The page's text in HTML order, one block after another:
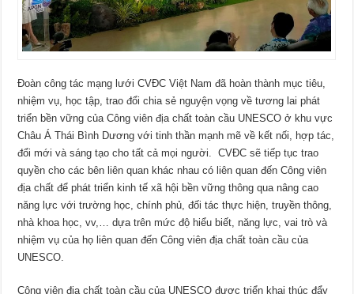
Đoàn công tác mạng lưới CVĐC Việt Nam đã hoàn thành mục tiêu,
nhiệm vụ, học tập, trao đổi chia sẻ nguyện vọng về tương lai phát
triển bền vững của Công viên địa chất toàn cầu UNESCO ở khu vực
Châu Á Thái Bình Dương với tinh thần mạnh mẽ về kết nối, hợp tác,
đổi mới và sáng tạo cho tất cả mọi người. CVĐC sẽ tiếp tục trao
quyền cho các bên liên quan khác nhau có liên quan đến Công viên
địa chất để phát triển kinh tế xã hội bền vững thông qua nâng cao
năng lực với trường học, chính phủ, đối tác thực hiện, truyền thông,
nhà khoa học, vv,… dựa trên mức độ hiểu biết, năng lực, vai trò và
nhiệm vụ của họ liên quan đến Công viên địa chất toàn cầu của
UNESCO.
Công viên địa chất toàn cầu của UNESCO được triển khai thúc đẩy